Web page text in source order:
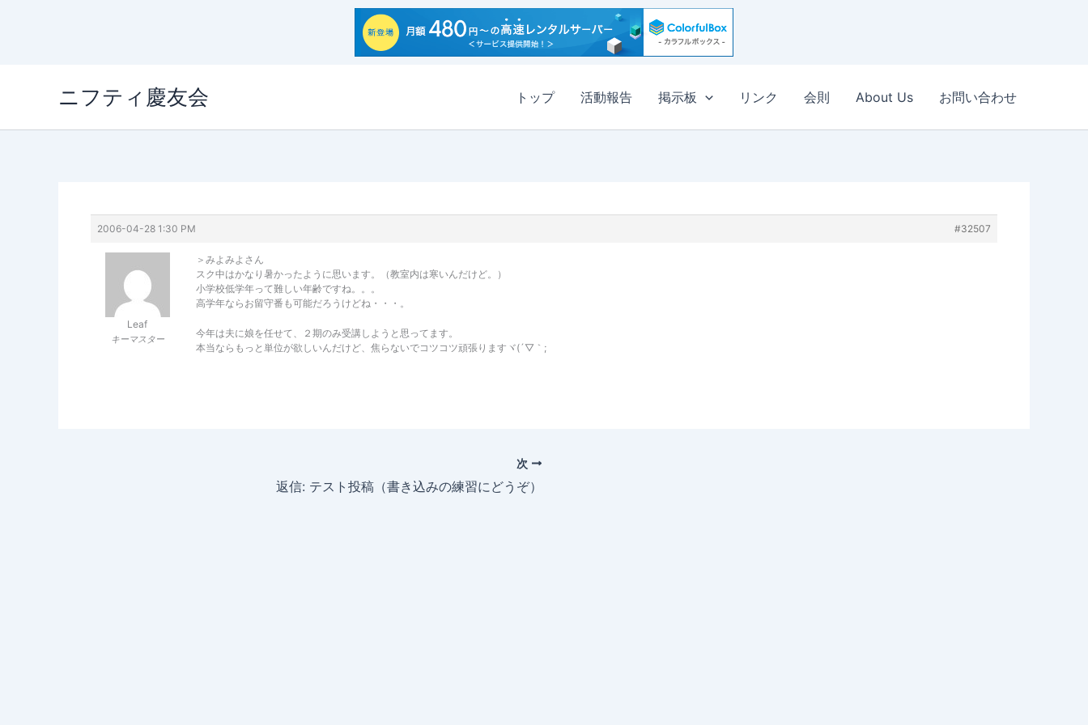
ニフティ慶友会 トップ 活動報告 掲示板 リンク 会則 About Us お問い合わせ
2006-04-28 1:30 PM #32507
Leaf
キーマスター
＞みよみよさん
スク中はかなり暑かったように思います。（教室内は寒いんだけど。）
小学校低学年って難しい年齢ですね。。。
高学年ならお留守番も可能だろうけどね・・・。
今年は夫に娘を任せて、２期のみ受講しようと思ってます。
本当ならもっと単位が欲しいんだけど、焦らないでコツコツ頑張りますヾ(´▽｀;
次
返信: テスト投稿（書き込みの練習にどうぞ）